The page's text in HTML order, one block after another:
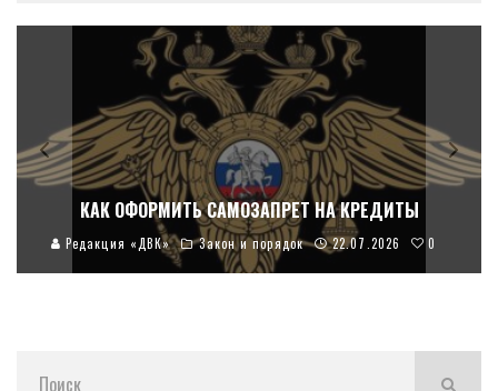
КАК ОФОРМИТЬ САМОЗАПРЕТ НА КРЕДИТЫ
Редакция «ДВК» Закон и порядок 22.07.2026 0